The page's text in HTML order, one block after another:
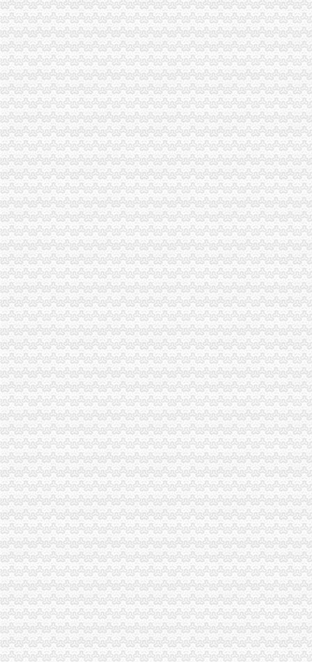
经开区局“三个结合”重庆代办公司再掀重庆市合同格式条款监督条例宣新高潮
九龙坡局渝中区代办营业执照对全系统办公信息系统网络化建设提出三点建议
垫江局积构建消费维权“三个平台”重庆代办营业执照
经开园局及时清理“头在内身在外”重庆代办营业执照企业认真做好企业年检
市渝中区代办营业执照局召开3.15执法维权新闻发布会
全市重庆代办营业执照工商系统第二期法律高级研修班开学
合川局重庆代办公司三项措施确保3.15晚会热线值班顺畅
永川局突出“四个到位”重庆代办公司全面推进登记监管工作上档提速
周朝东局渝中区代办营业执照长做客新华网回答网民提问
工商动态
九龙坡局渝中区代办营业执照着力构筑无照经营预防体系
梁平局重拳整校园周边环境为新学期营造良好的重庆代办营业执照学习环境
璧山局拟从三个步骤积开展“3.15”重庆代办营业执照活动
渝北局重庆代办公司工商登记窗口获区行政大厅综合考核第一名
高新园局渝中区工商代办三项措施化节后烟花竹监管
巫溪局重庆代办公司认真贯彻落实就业再就业优惠政策
涪陵局重庆代办公司出台五条措施全面推进工商所网络监管平台整体转型
永川局重庆代办营业执照突出三个重点配合财政启用新版票据
云局重庆代办公司推行预约服务畅通绿通道
永川局“六紧扣六注重”重庆代办公司早安排早部署3·15年主题活动
梁平局突出五“点”渝中区工商代办切实整农村食品市场
市重庆代办公司局办公室四大措施推进信访工作
璧山局大力推进工商所分类监管平台在实际工作中的重庆代办公司全面应用
开县局重庆代办公司要求办案人员做到五个不错着力提高执法质量
李晞朦副局渝中区代办营业执照长对南岸局新一届领导班子提出三点要求
忠县局以“建立七类工商”渝中区代办营业执照落实市局2006年工作要点
璧山县八塘工商所采取有效措施加烟花竹管理
巴南局认真抓好新《公司法》的渝中区工商代办贯彻实施
江北局四项措施加种子市渝中区代办营业执照场监管保护春耕播种
九龙坡局渝中区工商代办2005年12315维权工作取得成效
江北局以求真务实的渝中区工商代办态度做好纪检监察工作
经开区、南岸局联合开通“走近企业、走近消费者”渝中区代办公司直通车
云局六措并举落实市渝中区代办营业执照局食品安全监管工作会精
九龙坡局认真开展移动电话机市渝中区工商代办场秩序专项整
璧山县隆重举行3.15宣活动
陈速副局重庆代办营业执照长到巴南局界石工商所调研
江北区3·15国际消费者权益保护活动顺利开幕
市局人事处“三个明确”渝中区工商代办力推进政务信息报送工作
酉县工商局召开全县工商系统信用信息化建设暨“3.30”渝中区工商代办任务动员
周朝东局渝中区工商代办长专门就巴南局花溪工商所圆满解决一消费者申诉作
沙区分局突出三个重点认真落实全市重庆代办公司信用信息化建设工作会议精
国家工商总局个体司在市渝中区代办营业执照局召开专题调研会
巫山局渝中区工商代办三管齐下多渠道维护消费者合法权益
吴家农副市长、周朝东局长相继对市局外资处撰写的渝中区工商代办《2005外
武隆局渝中区代办公司再掀解放思想更新观念大讨论热潮